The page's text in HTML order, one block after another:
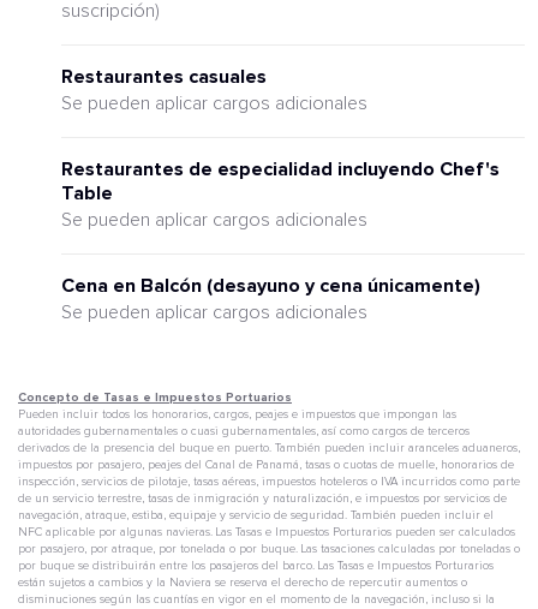
suscripción)
Restaurantes casuales
Se pueden aplicar cargos adicionales
Restaurantes de especialidad incluyendo Chef's
Table
Se pueden aplicar cargos adicionales
Cena en Balcón (desayuno y cena únicamente)
Se pueden aplicar cargos adicionales
Concepto de Tasas e Impuestos Portuarios
Pueden incluir todos los honorarios, cargos, peajes e impuestos que impongan las
autoridades gubernamentales o cuasi gubernamentales, así como cargos de terceros
derivados de la presencia del buque en puerto. También pueden incluir aranceles aduaneros,
impuestos por pasajero, peajes del Canal de Panamá, tasas o cuotas de muelle, honorarios de
inspección, servicios de pilotaje, tasas aéreas, impuestos hoteleros o IVA incurridos como parte
de un servicio terrestre, tasas de inmigración y naturalización, e impuestos por servicios de
navegación, atraque, estiba, equipaje y servicio de seguridad. También pueden incluir el
NFC aplicable por algunas navieras. Las Tasas e Impuestos Porturarios pueden ser calculados
por pasajero, por atraque, por tonelada o por buque. Las tasaciones calculadas por toneladas o
por buque se distribuirán entre los pasajeros del barco. Las Tasas e Impuestos Porturarios
están sujetos a cambios y la Naviera se reserva el derecho de repercutir aumentos o
disminuciones según las cuantías en vigor en el momento de la navegación, incluso si la